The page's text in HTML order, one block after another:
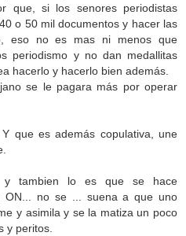
que, si los senores periodistas
o 50 mil documentos y hacer las
eso no es mas ni menos que
periodismo y no dan medallitas
hacerlo y hacerlo bien además.
se le pagara más por operar
que es además copulativa, une
y tambien lo es que se hace
ON... no se ... suena a que uno
y asimila y se la matiza un poco
y peritos.